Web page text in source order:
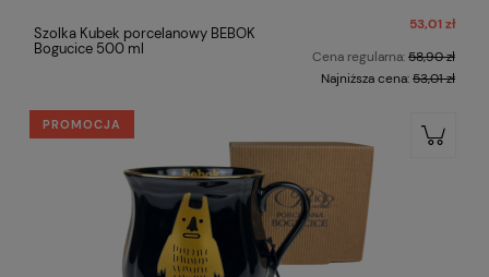
Szolka Kubek porcelanowy BEBOK
Bogucice 500 ml
53,01 zł
Cena regularna:58,90 zł
Najniższa cena:53,01 zł
PROMOCJA